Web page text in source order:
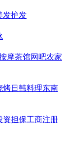
发护发
摩茶馆网吧农家
烤日韩料理东南
资担保工商注册